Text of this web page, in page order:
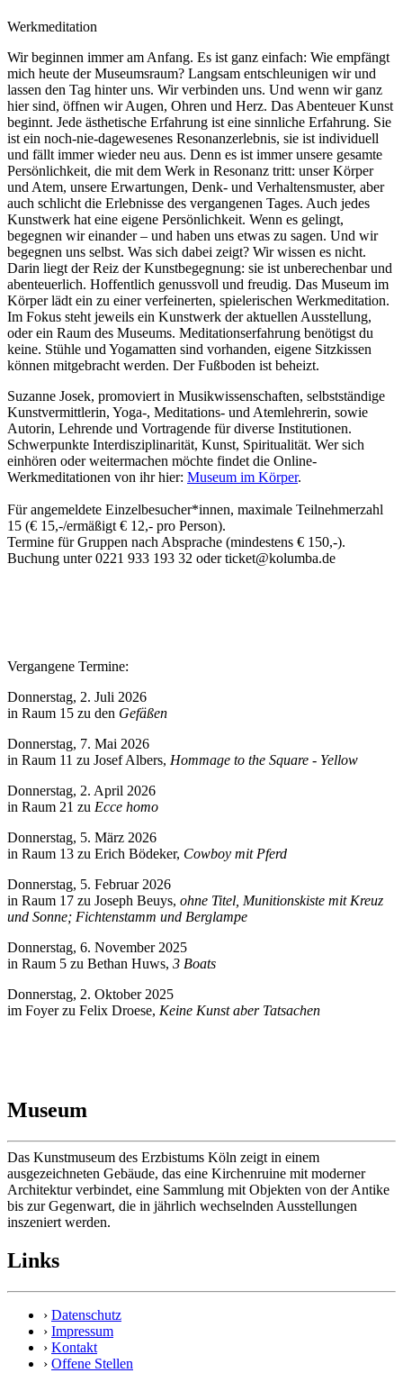
Werkmeditation
Wir beginnen immer am Anfang. Es ist ganz einfach: Wie empfängt
mich heute der Museumsraum? Langsam entschleunigen wir und
lassen den Tag hinter uns. Wir verbinden uns. Und wenn wir ganz
hier sind, öffnen wir Augen, Ohren und Herz. Das Abenteuer Kunst
beginnt. Jede ästhetische Erfahrung ist eine sinnliche Erfahrung. Sie
ist ein noch-nie-dagewesenes Resonanzerlebnis, sie ist individuell
und fällt immer wieder neu aus. Denn es ist immer unsere gesamte
Persönlichkeit, die mit dem Werk in Resonanz tritt: unser Körper
und Atem, unsere Erwartungen, Denk- und Verhaltensmuster, aber
auch schlicht die Erlebnisse des vergangenen Tages. Auch jedes
Kunstwerk hat eine eigene Persönlichkeit. Wenn es gelingt,
begegnen wir einander – und haben uns etwas zu sagen. Und wir
begegnen uns selbst. Was sich dabei zeigt? Wir wissen es nicht.
Darin liegt der Reiz der Kunstbegegnung: sie ist unberechenbar und
abenteuerlich. Hoffentlich genussvoll und freudig. Das Museum im
Körper lädt ein zu einer verfeinerten, spielerischen Werkmeditation.
Im Fokus steht jeweils ein Kunstwerk der aktuellen Ausstellung,
oder ein Raum des Museums. Meditationserfahrung benötigst du
keine. Stühle und Yogamatten sind vorhanden, eigene Sitzkissen
können mitgebracht werden. Der Fußboden ist beheizt.
Suzanne Josek, promoviert in Musikwissenschaften, selbstständige
Kunstvermittlerin, Yoga-, Meditations- und Atemlehrerin, sowie
Autorin, Lehrende und Vortragende für diverse Institutionen.
Schwerpunkte Interdisziplinarität, Kunst, Spiritualität. Wer sich
einhören oder weitermachen möchte findet die Online-
Werkmeditationen von ihr hier: Museum im Körper.
Für angemeldete Einzelbesucher*innen, maximale Teilnehmerzahl
15 (€ 15,-/ermäßigt € 12,- pro Person).
Termine für Gruppen nach Absprache (mindestens € 150,-).
Buchung unter 0221 933 193 32 oder ticket@kolumba.de
Vergangene Termine:
Donnerstag, 2. Juli 2026
in Raum 15 zu den Gefäßen
Donnerstag, 7. Mai 2026
in Raum 11 zu Josef Albers, Hommage to the Square - Yellow
Donnerstag, 2. April 2026
in Raum 21 zu Ecce homo
Donnerstag, 5. März 2026
in Raum 13 zu Erich Bödeker, Cowboy mit Pferd
Donnerstag, 5. Februar 2026
in Raum 17 zu Joseph Beuys, ohne Titel, Munitionskiste mit Kreuz
und Sonne; Fichtenstamm und Berglampe
Donnerstag, 6. November 2025
in Raum 5 zu Bethan Huws, 3 Boats
Donnerstag, 2. Oktober 2025
im Foyer zu Felix Droese, Keine Kunst aber Tatsachen
Museum
Das Kunstmuseum des Erzbistums Köln zeigt in einem
ausgezeichneten Gebäude, das eine Kirchenruine mit moderner
Architektur verbindet, eine Sammlung mit Objekten von der Antike
bis zur Gegenwart, die in jährlich wechselnden Ausstellungen
inszeniert werden.
Links
› Datenschutz
› Impressum
› Kontakt
› Offene Stellen